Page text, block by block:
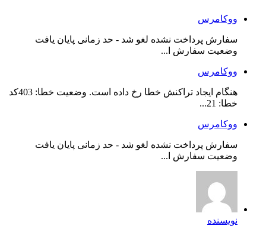
ووکامرس
سفارش پرداخت نشده لغو شد - حد زمانی پایان یافت
وضعیت سفارش ا...
ووکامرس
هنگام ایجاد تراکنش خطا رخ داده است. وضعیت خطا: 403کد
خطا: 21...
ووکامرس
سفارش پرداخت نشده لغو شد - حد زمانی پایان یافت
وضعیت سفارش ا...
نویسنده